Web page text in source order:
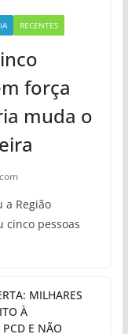
RECENTES
força
muda o
a Região
cinco pessoas
MILHARES
À
E NÃO